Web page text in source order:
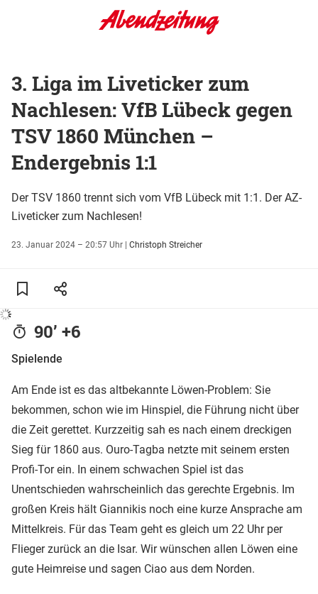
3. Liga im Liveticker zum
Nachlesen: VfB Lübeck gegen
TSV 1860 München –
Endergebnis 1:1
Der TSV 1860 trennt sich vom VfB Lübeck mit 1:1. Der AZ-
Liveticker zum Nachlesen!
23. Januar 2024 – 20:57 Uhr | Christoph Streicher
90’ +6
Spielende
Am Ende ist es das altbekannte Löwen-Problem: Sie
bekommen, schon wie im Hinspiel, die Führung nicht über
die Zeit gerettet. Kurzzeitig sah es nach einem dreckigen
Sieg für 1860 aus. Ouro-Tagba netzte mit seinem ersten
Profi-Tor ein. In einem schwachen Spiel ist das
Unentschieden wahrscheinlich das gerechte Ergebnis. Im
großen Kreis hält Giannikis noch eine kurze Ansprache am
Mittelkreis. Für das Team geht es gleich um 22 Uhr per
Flieger zurück an die Isar. Wir wünschen allen Löwen eine
gute Heimreise und sagen Ciao aus dem Norden.